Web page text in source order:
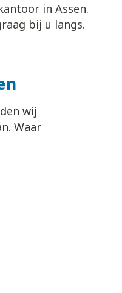
in Assen.
bij u langs.
wij
Waar